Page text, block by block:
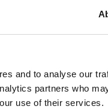
and to analyse our
partners who
use of their services.
lopputuotteet –
luovat lisäarvoa